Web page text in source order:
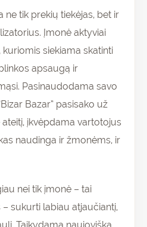
ne tik prekių tiekėjas, bet ir
Įmonė aktyviai
siekiama skatinti
apsaugą ir
Pasinaudodama savo
Bazar” pasisako už
įkvėpdama vartotojus
naudinga ir žmonėms, ir
nei tik įmonė – tai
sukurti labiau atjaučiantį,